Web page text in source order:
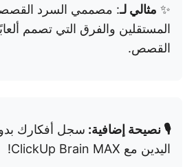
✨ مثالي لـ: مصممي السرد
المستقلين والفرق التي تصمم
القصص.
🎙️ نصيحة إضافية: سجل أفكارك
اليدين مع ClickUp Brain MAX!